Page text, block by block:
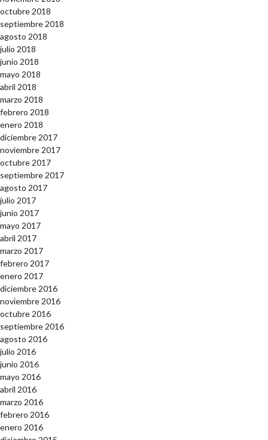
octubre 2018
septiembre 2018
agosto 2018
julio 2018
junio 2018
mayo 2018
abril 2018
marzo 2018
febrero 2018
enero 2018
diciembre 2017
noviembre 2017
octubre 2017
septiembre 2017
agosto 2017
julio 2017
junio 2017
mayo 2017
abril 2017
marzo 2017
febrero 2017
enero 2017
diciembre 2016
noviembre 2016
octubre 2016
septiembre 2016
agosto 2016
julio 2016
junio 2016
mayo 2016
abril 2016
marzo 2016
febrero 2016
enero 2016